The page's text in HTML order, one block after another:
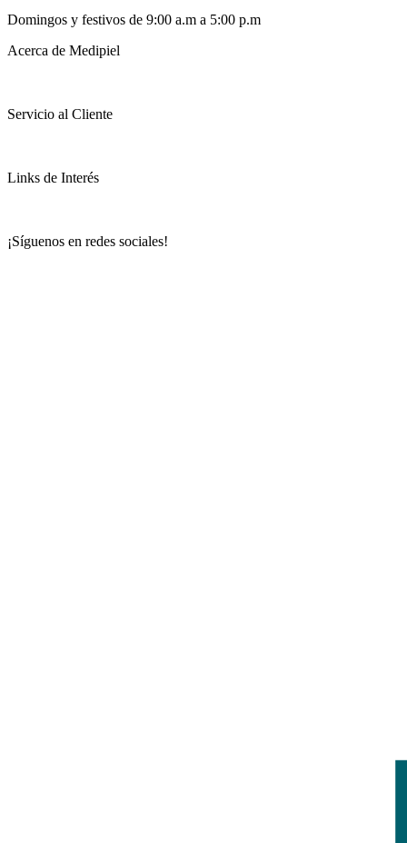
Domingos y festivos de 9:00 a.m a 5:00 p.m
Acerca de Medipiel
Servicio al Cliente
Links de Interés
¡Síguenos en redes sociales!